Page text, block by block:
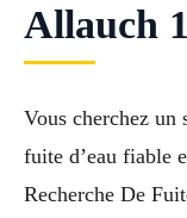
Allauch
Vous cherchez un
fuite d’eau fiable
Recherche De